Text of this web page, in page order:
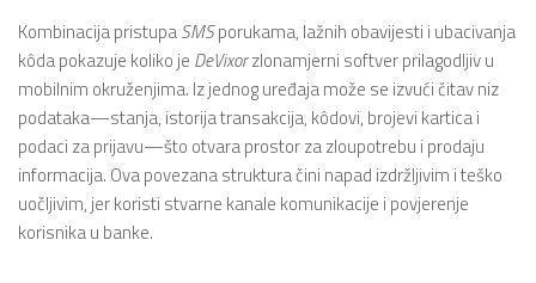
Kombinacija pristupaSMSporukama, lažnih obavijesti i ubacivanja
kôda pokazuje koliko je DeVixorzlonamjerni softver prilagodljiv u
mobilnim okruženjima. Iz jednog uređaja može se izvući čitav niz
podataka—stanja, istorija transakcija, kôdovi, brojevi kartica i
podaci za prijavu—što otvara prostor za zloupotrebu i prodaju
informacija. Ova povezana struktura čini napad izdržljivim i teško
uočljivim, jer koristi stvarne kanale komunikacije i povjerenje
korisnika u banke.